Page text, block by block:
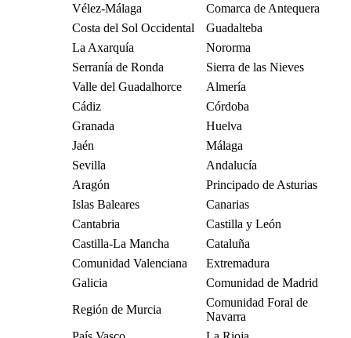
Vélez-Málaga
Comarca de Antequera
Costa del Sol Occidental
Guadalteba
La Axarquía
Nororma
Serranía de Ronda
Sierra de las Nieves
Valle del Guadalhorce
Almería
Cádiz
Córdoba
Granada
Huelva
Jaén
Málaga
Sevilla
Andalucía
Aragón
Principado de Asturias
Islas Baleares
Canarias
Cantabria
Castilla y León
Castilla-La Mancha
Cataluña
Comunidad Valenciana
Extremadura
Galicia
Comunidad de Madrid
Región de Murcia
Comunidad Foral de
Navarra